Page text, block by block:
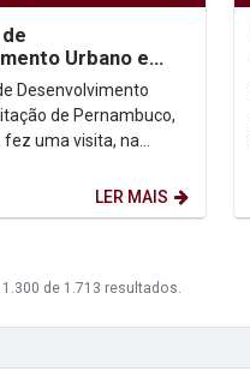
Urbano e
PE visita Campus
Desenvolvimento
de Pernambuco,
fez uma visita, na
LER MAIS
1.300 de 1.713 resultados.